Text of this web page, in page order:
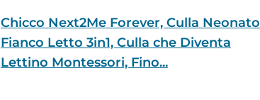
Chicco Next2Me Forever, Culla Neonato
Fianco Letto 3in1, Culla che Diventa
Lettino Montessori, Fino...